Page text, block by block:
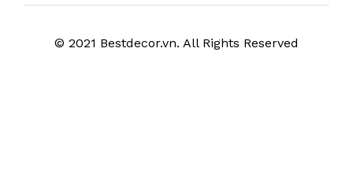
© 2021 Bestdecor.vn. All Rights Reserved